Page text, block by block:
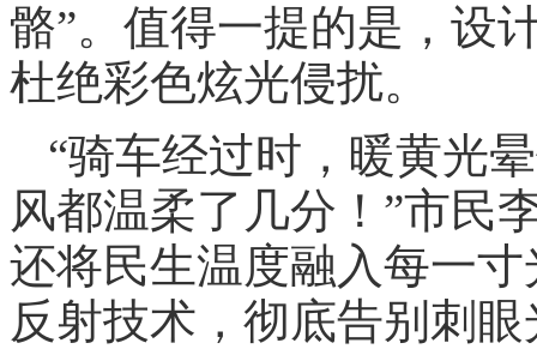
骼”。值得一提的是，设
杜绝彩色炫光侵扰。
“骑车经过时，暖黄光
风都温柔了几分！”市民
还将民生温度融入每一
反射技术，彻底告别刺